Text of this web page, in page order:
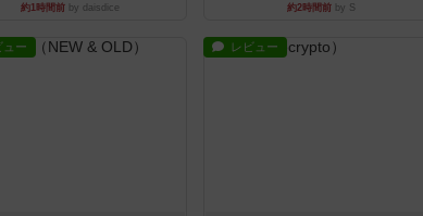
約1時間前by daisdice 約2時間前by S
ュー レビュー